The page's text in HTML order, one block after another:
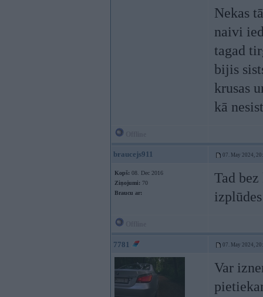
Nekas
naivi
tagad
bijis
krusas
kā
braucejs911 07. May 2024,
Kopš: 08. Dec 2016
Ziņojumi: 70
Braucu ar:
Tad
7781 07. May 2024,
Var